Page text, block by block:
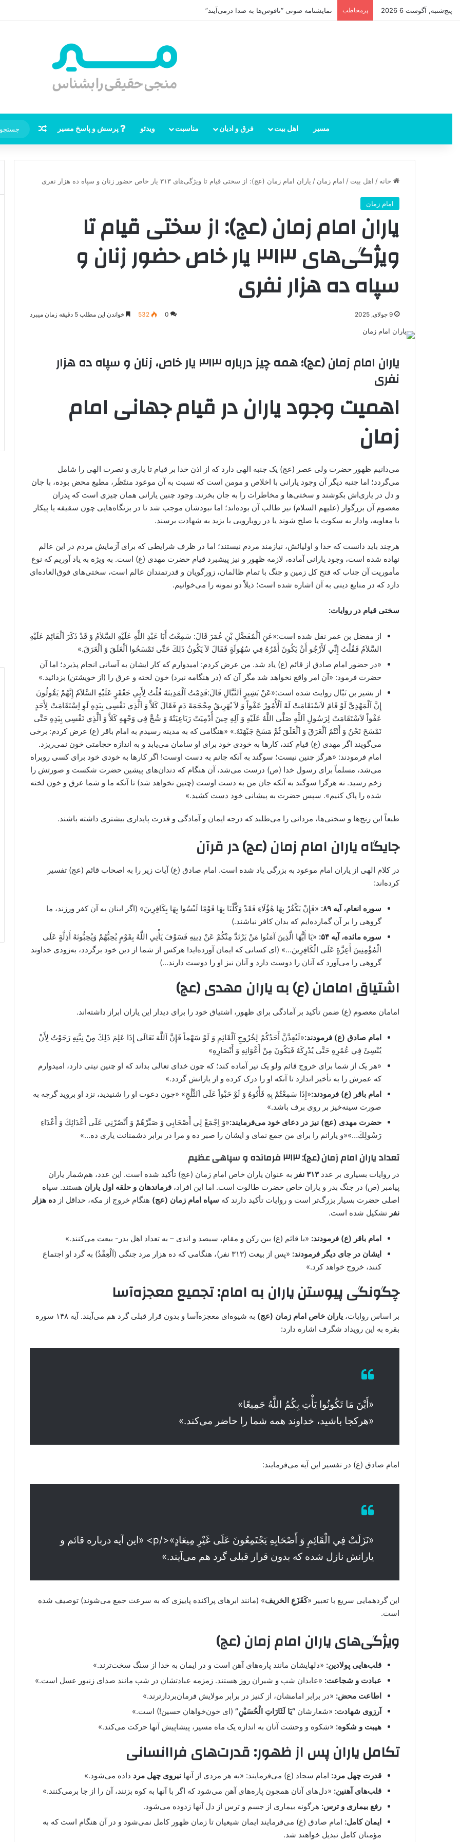
پنج‌شنبه, آگوست 6 2026 پرمخاطب نمایشنامه صوتی “ناقوس‌ها به صدا در‌می‌آیند”
مسیر اهل بیت فرق و ادیان مناسبت ویدئو پرسش و پاسخ مسیر نوشته
خانه / اهل بیت / امام زمان / یاران امام زمان (عج): از سختی قیام تا ویژگی‌های ۳۱۳ یار خاص حضور زنان و سپاه ده هزار نفری
امام زمان
یاران امام زمان (عج): از سختی قیام تا
ویژگی‌های ۳۱۳ یار خاص حضور زنان و
سپاه ده هزار نفری
9 جولای, 2025 0
532 خواندن این مطلب 5 دقیقه زمان میبرد
یاران امام زمان (عج)؛ همه چیز درباره ۳۱۳ یار خاص، زنان و سپاه ده هزار
نفری
اهمیت وجود یاران در قیام جهانی امام
زمان
می‌دانیم ظهور حضرت ولی عصر (عج) یک جنبه الهی دارد که از اذن خدا بر قیام تا یاری و نصرت الهی را شامل
می‌گردد؛ اما جنبه دیگر آن وجود یارانی با اخلاص و مومن است که نسبت به آن موعود منتَظَر، مطیع محض بوده، با جان
و دل در یاری‌اش بکوشند و سختی‌ها و مخاطرات را به جان بخرند. وجود چنین یارانی همان چیزی است که پدران
معصوم آن بزرگوار (علیهم السلام) نیز طالب آن بوده‌اند؛ اما نبودشان موجب شد تا در بزنگاه‌هایی چون سقیفه یا پیکار
با معاویه، وادار به سکوت یا صلح شوند یا در رویارویی با یزید به شهادت برسند.
هرچند باید دانست که خدا و اولیائش، نیازمند مردم نیستند؛ اما در ظرف شرایطی که برای آزمایش مردم در این عالم
نهاده شده است، وجود یارانی آماده، لازمه ظهور و نیز پیشبرد قیام حضرت مهدی (ع) است. به ویژه به یاد آوریم که نوع
مأموریت آن جناب که فتح کل زمین و جنگ با تمام ظالمان، زورگویان و قدرتمندان عالم است، سختی‌های فوق‌العاده‌ای
دارد که در منابع دینی به آن اشاره شده است؛ ذیلاً دو نمونه را می‌خوانیم.
سختی قیام در روایات:
از مفضل بن عمر نقل شده است:«عَنِ اَلْمُفَضَّلِ بْنِ عُمَرَ قَالَ: سَمِعْتُ أَبَا عَبْدِ اللَّهِ عَلَيْهِ السَّلاَمُ وَ قَدْ ذَكَرَ اَلْقَائِمَ عَلَيْهِ
السَّلاَمُ فَقُلْتُ إِنِّي لَأَرْجُو أَنْ يَكُونَ أَمْرُهُ فِي سُهُولَةٍ فَقَالَ لاَ يَكُونُ ذَلِكَ حَتَّى تَمْسَحُوا اَلْعَلَقَ وَ اَلْعَرَقَ.»
«در حضور امام صادق از قائم (ع) یاد شد. من عرض کردم: امیدوارم که کار ایشان به آسانی انجام پذیرد؛ اما آن
حضرت فرمود: «آن امر واقع نخواهد شد مگر آن که (در هنگامه نبرد) خون لخته و عرق را (از خویشتن) بزدائید.»
از بشیر بن نَبّال روایت شده است:«عَنْ بَشِيرٍ اَلنَّبَّالِ‌ قَالَ:قَدِمْتُ اَلْمَدِينَةَ‌ قُلْتُ لِأَبِي جَعْفَرٍ عَلَيْهِ السَّلاَمُ‌ إِنَّهُمْ يَقُولُونَ
إِنَّ اَلْمَهْدِيَّ‌ لَوْ قَامَ لاَسْتَقَامَتْ لَهُ اَلْأُمُورُ عَفْواً وَ لاَ يُهَرِيقُ مِحْجَمَةَ دَمٍ فَقَالَ كَلاَّ وَ اَلَّذِي نَفْسِي بِيَدِهِ لَوِ اِسْتَقَامَتْ لِأَحَدٍ
عَفْواً لاَسْتَقَامَتْ لِرَسُولِ اَللَّهِ صَلَّى اللَّهُ عَلَيْهِ وَ آلِهِ‌ حِينَ أُدْمِيَتْ رَبَاعِيَتُهُ وَ شُجَّ فِي وَجْهِهِ كَلاَّ وَ اَلَّذِي نَفْسِي بِيَدِهِ حَتَّى
نَمْسَحَ نَحْنُ وَ أَنْتُمُ اَلْعَرَقَ وَ اَلْعَلَقَ ثُمَّ مَسَحَ جَبْهَتَهُ.» «هنگامی که به مدینه رسیدم به امام باقر (ع) عرض کردم: برخی
می‌گویند اگر مهدی (ع) قیام کند، کارها به خودی خود برای او سامان می‌یابد و به اندازه حجامتی خون نمی‌ریزد.
امام فرمودند: «هرگز چنین نیست؛ سوگند به آنکه جانم به دست اوست! اگر کارها به خودی خود برای کسی روبراه
می‌شد، مسلماً برای رسول خدا (ص) درست می‌شد، آن هنگام که دندان‌های پیشین حضرت شکست و صورتش را
زخم رسید. نه هرگز! سوگند به آنکه جان من به دست اوست (چنین نخواهد شد) تا آنکه ما و شما عرق و خون لخته
شده را پاک کنیم». سپس حضرت به پیشانی خود دست کشید.»
طبعاً این رنج‌ها و سختی‌ها، مردانی را می‌طلبد که درجه ایمان و آمادگی و قدرت پایداری بیشتری داشته باشند.
جایگاه یاران امام زمان (عج) در قرآن
در کلام الهی از یاران امام موعود به بزرگی یاد شده است. امام صادق (ع) آیات زیر را به اصحاب قائم (عج) تفسیر
کرده‌اند:
سوره انعام، آیه ۸۹:
«فَإِنْ يَكْفُرْ بِهَا هَٰؤُلَاءِ فَقَدْ وَكَّلْنَا بِهَا قَوْمًا لَيْسُوا بِهَا بِكَافِرِينَ» (اگر اینان به آن کفر ورزند، ما
گروهی را بر آن گمارده‌ایم که بدان کافر نباشند.)
سوره مائده، آیه ۵۴:
«يَا أَيُّهَا الَّذِينَ آمَنُوا مَنْ يَرْتَدَّ مِنْكُمْ عَنْ دِينِهِ فَسَوْفَ يَأْتِي اللَّهُ بِقَوْمٍ يُحِبُّهُمْ وَيُحِبُّونَهُ أَذِلَّةٍ عَلَى
الْمُؤْمِنِينَ أَعِزَّةٍ عَلَى الْكَافِرِينَ…» (ای کسانی که ایمان آورده‌اید! هرکس از شما از دین خود برگردد، به‌زودی خداوند
گروهی را می‌آورد که آنان را دوست دارد و آنان نیز او را دوست دارند…)
اشتیاق امامان (ع) به یاران مهدی (عج)
امامان معصوم (ع) ضمن تأکید بر آمادگی برای ظهور، اشتیاق خود را برای دیدار این یاران ابراز داشته‌اند.
امام صادق (ع) فرمودند:«لَيُعِدَّنَّ أَحَدُكُمْ لِخُرُوجِ اَلْقَائِمِ وَ لَوْ سَهْماً فَإِنَّ اَللَّهَ تَعَالَى إِذَا عَلِمَ ذَلِكَ مِنْ نِيَّتِهِ رَجَوْتُ لِأَنْ
يُنْسِئَ فِي عُمُرِهِ حَتَّى يُدْرِكَهُ فَيَكُونَ مِنْ أَعْوَانِهِ وَ أَنْصَارِهِ»
«هر یک از شما برای خروج قائم ولو یک تیر آماده کند؛ که چون خدای تعالی بداند که او چنین نیتی دارد، امیدوارم
که عمرش را به تأخیر اندازد تا آنکه او را درک کرده و از یارانش گردد.»
امام باقر (ع) فرمودند:«إِذَا سَمِعْتُمْ بِهِ فَأْتُوهُ وَ لَوْ حَبْواً عَلَى اَلثَّلْجِ» «چون دعوت او را شنیدید، نزد او بروید گرچه به
صورت سینه‌خیز بر روی برف باشد.»
حضرت مهدی (عج) نیز در دعای خود می‌فرمایند:«وَ اِجْمَعْ لِي أَصْحَابِي وَ صَبِّرْهُمْ وَ اُنْصُرْنِي عَلَى أَعْدَائِكَ وَ أَعْدَاءِ
رَسُولِكَ…»«و یارانم را برای من جمع نمای و ایشان را صبر ده و مرا در برابر دشمنانت یاری ده…»
تعداد یاران امام زمان (عج): ۳۱۳ فرمانده و سپاهی عظیم
در روایات بسیاری بر عدد۳۱۳ نفر
به عنوان یاران خاص امام زمان (عج) تأکید شده است. این عدد، هم‌شمار یاران
پیامبر (ص) در جنگ بدر و یاران خاص حضرت طالوت است. اما این افراد، فرماندهان و حلقه اول یاران هستند. سپاه
اصلی حضرت بسیار بزرگ‌تر است و روایات تأکید دارند که سپاه امام زمان (عج) هنگام خروج از مکه، حداقل از ده هزار
نفر تشکیل شده است.
امام باقر (ع) فرمودند: «با قائم (ع) بین رکن و مقام، سیصد و اندی – به تعداد اهل بدر- بیعت می‌کنند.»
ایشان در جای دیگر فرمودند:
«پس از بیعت (۳۱۳ نفر)، هنگامی که ده هزار مرد جنگی (اَلْعِقْدُ) به گرد او اجتماع
کنند، خروج خواهد کرد.»
چگونگی پیوستن یاران به امام: تجمیع معجزه‌آسا
بر اساس روایات، یاران خاص امام زمان (عج)
به شیوه‌ای معجزه‌آسا و بدون قرار قبلی گرد هم می‌آیند. آیه ۱۴۸ سوره
بقره به این رویداد شگرف اشاره دارد:
«أَيْنَ مَا تَكُونُوا يَأْتِ بِكُمُ اللَّهُ جَمِيعًا»
«هرکجا باشید، خداوند همه شما را حاضر می‌کند.»
امام صادق (ع) در تفسیر این آیه می‌فرمایند:
«نَزَلَتْ فِي الْقَائِمِ وَ أَصْحَابِهِ يَجْتَمِعُونَ عَلَى غَيْرِ مِيعَادٍ»</p> «این آیه درباره قائم و
یارانش نازل شده که بدون قرار قبلی گرد هم می‌آیند.»
این گردهمایی سریع با تعبیر «کَقَزَعِ الخریف» (مانند ابرهای پراکنده پاییزی که به سرعت جمع می‌شوند) توصیف شده
است.
ویژگی‌های یاران امام زمان (عج)
قلب‌هایی پولادین: «دلهایشان مانند پاره‌های آهن است و در ایمان به خدا از سنگ سخت‌ترند.»
عبادت و شجاعت: «عابدان شب و شیران روز هستند. زمزمه عبادتشان در شب مانند صدای زنبور عسل است.»
اطاعت محض: «در برابر امامشان، از کنیز در برابر مولایش فرمان‌بردارترند.»
آرزوی شهادت: «شعارشان “یَا لَثَارَاتِ الْحُسَيْنِ” (ای خون‌خواهان حسین!) است.»
هیبت و شکوه: «شکوه و وحشت آنان به اندازه یک ماه مسیر، پیشاپیش آنها حرکت می‌کند.»
تکامل یاران پس از ظهور: قدرت‌های فراانسانی
قدرت چهل مرد: امام سجاد (ع) می‌فرمایند: «به هر مردی از آنها نیروی چهل مرد داده می‌شود.»
قلب‌های آهنین: «دل‌های آنان همچون پاره‌های آهن می‌شود که اگر با آنها به کوه بزنند، آن را از جا برمی‌کنند.»
رفع بیماری و ترس: هرگونه بیماری از جسم و ترس از دل آنها زدوده می‌شود.
ایمان کامل: امام صادق (ع) می‌فرمایند ایمان شیعیان تا زمان ظهور کامل نمی‌شود و در آن هنگام است که به
مؤمنان کامل تبدیل خواهند شد.